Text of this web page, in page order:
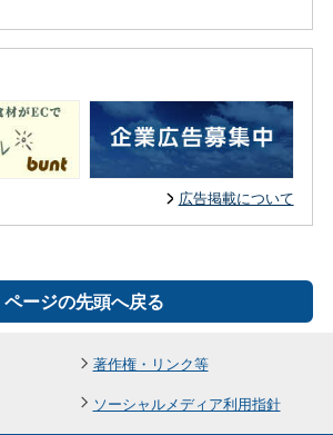
広告掲載について
ページの先頭へ戻る
著作権・リンク等
ソーシャルメディア利用指針